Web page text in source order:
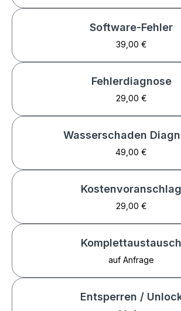
Software-Fehler
39,00 €
Fehlerdiagnose
29,00 €
Wasserschaden
49,00 €
Kostenvoranschlag
29,00 €
Komplettaustausch
auf Anfrage
Entsperren /